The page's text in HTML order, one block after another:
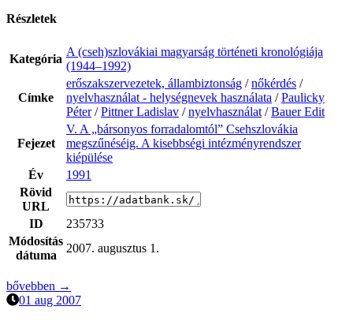
Részletek
Kategória
A (cseh)szlovákiai magyarság történeti kronológiája
(1944–1992)
Címke
erőszakszervezetek, állambiztonság /nőkérdés /
nyelvhasználat - helységnevek használata /Paulicky
Péter/Pittner Ladislav /nyelvhasználat /Bauer Edit
Fejezet
V. A „bársonyos forradalomtól” Csehszlovákia
megszűnéséig. A kisebbségi intézményrendszer
kiépülése
Év
1991
Rövid
URL
ID
235733
Módosítás
dátuma
2007. augusztus 1.
bővebben →
01 aug 2007